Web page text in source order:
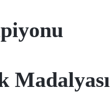
Madalyası